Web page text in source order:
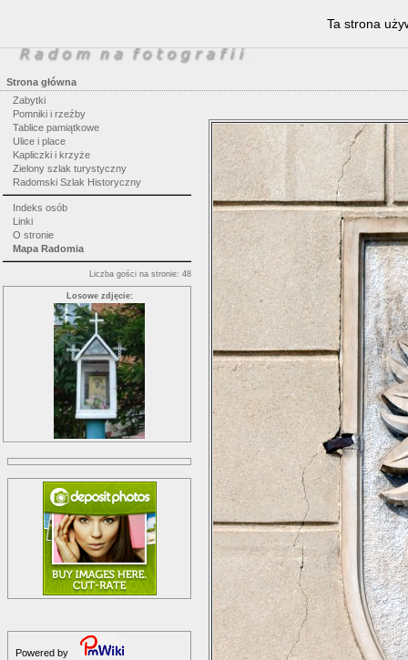
Strona główna
Zabytki
Pomniki i rzeźby
Tablice pamiątkowe
Ulice i place
Kapliczki i krzyże
Zielony szlak turystyczny
Radomski Szlak Historyczny
Indeks osób
Linki
O stronie
Mapa Radomia
Liczba gości na stronie: 48
Losowe zdjęcie:
Powered by
Ta strona